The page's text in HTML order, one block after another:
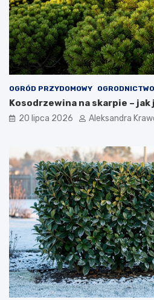
OGRÓD PRZYDOMOWY OGRODNICTWO
Kosodrzewina na skarpie – jak
20 lipca 2026 Aleksandra